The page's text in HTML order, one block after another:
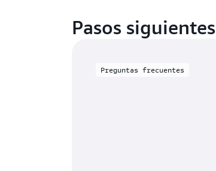
Pasos siguientes
Preguntas frecuentes